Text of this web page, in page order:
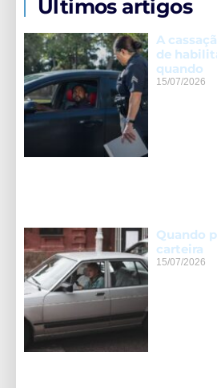
Últimos artigos
A
de
quando
15/07/2026
Quando
carteira
15/07/2026